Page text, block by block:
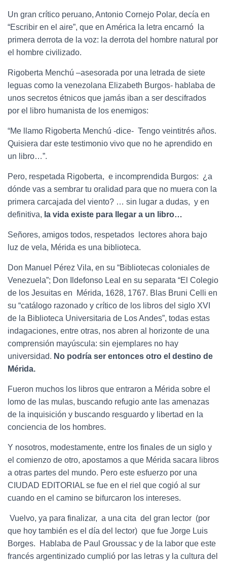
Un gran crítico peruano, Antonio Cornejo Polar, decía en
“Escribir en el aire”, que en América la letra encarnó la
primera derrota de la voz: la derrota del hombre natural por
el hombre civilizado.
Rigoberta Menchú –asesorada por una letrada de siete
leguas como la venezolana Elizabeth Burgos- hablaba de
unos secretos étnicos que jamás iban a ser descifrados
por el libro humanista de los enemigos:
“Me llamo Rigoberta Menchú -dice- Tengo veintitrés años.
Quisiera dar este testimonio vivo que no he aprendido en
un libro…”.
Pero, respetada Rigoberta, e incomprendida Burgos: ¿a
dónde vas a sembrar tu oralidad para que no muera con la
primera carcajada del viento? … sin lugar a dudas, y en
definitiva, la vida existe para llegar a un libro…
Señores, amigos todos, respetados lectores ahora bajo
luz de vela, Mérida es una biblioteca.
Don Manuel Pérez Vila, en su “Bibliotecas coloniales de
Venezuela”; Don Ildefonso Leal en su separata “El Colegio
de los Jesuitas en Mérida, 1628, 1767. Blas Bruni Celli en
su “catálogo razonado y crítico de los libros del siglo XVI
de la Biblioteca Universitaria de Los Andes”, todas estas
indagaciones, entre otras, nos abren al horizonte de una
comprensión mayúscula: sin ejemplares no hay
universidad. No podría ser entonces otro el destino de
Mérida.
Fueron muchos los libros que entraron a Mérida sobre el
lomo de las mulas, buscando refugio ante las amenazas
de la inquisición y buscando resguardo y libertad en la
conciencia de los hombres.
Y nosotros, modestamente, entre los finales de un siglo y
el comienzo de otro, apostamos a que Mérida sacara libros
a otras partes del mundo. Pero este esfuerzo por una
CIUDAD EDITORIAL se fue en el riel que cogió al sur
cuando en el camino se bifurcaron los intereses.
Vuelvo, ya para finalizar, a una cita del gran lector (por
que hoy también es el día del lector) que fue Jorge Luis
Borges. Hablaba de Paul Groussac y de la labor que este
francés argentinizado cumplió por las letras y la cultura del